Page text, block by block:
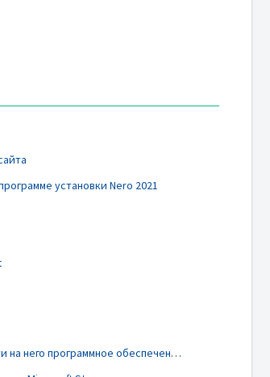
установки Nero 2021
У меня новый компьютер, и мне нужно перенести на него программное обеспечение Nero. Что мне делать?